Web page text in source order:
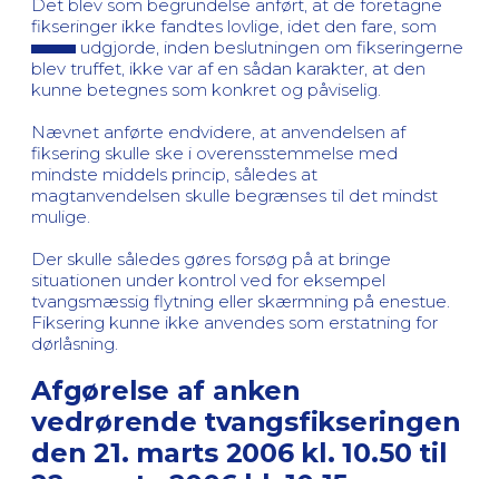
Det blev som begrundelse anført, at de foretagne
fikseringer ikke fandtes lovlige, idet den fare, som
udgjorde, inden beslutningen om fikseringerne
blev truffet, ikke var af en sådan karakter, at den
kunne betegnes som konkret og påviselig.
Nævnet anførte endvidere, at anvendelsen af
fiksering skulle ske i overensstemmelse med
mindste middels princip, således at
magtanvendelsen skulle begrænses til det mindst
mulige.
Der skulle således gøres forsøg på at bringe
situationen under kontrol ved for eksempel
tvangsmæssig flytning eller skærmning på enestue.
Fiksering kunne ikke anvendes som erstatning for
dørlåsning.
Afgørelse af anken
vedrørende tvangsfikseringen
den 21. marts 2006 kl. 10.50 til